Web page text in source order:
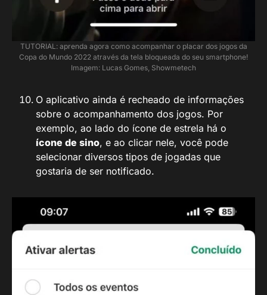
TUTORIAL: aprenda agora como acompanhar o placar dos jogos da
Copa do Mundo 2022 através da tela bloqueada do seu smartphone!
Imagem: Lucas Gomes, Showmetech
O aplicativo ainda é recheado de informações
sobre o acompanhamento dos jogos. Por
exemplo, ao lado do ícone de estrela há o
ícone de sino, e ao clicar nele, você pode
selecionar diversos tipos de jogadas que
gostaria de ser notificado.